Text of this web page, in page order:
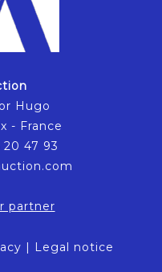
Hugo
- France
20 47 93
partner
| Legal notice